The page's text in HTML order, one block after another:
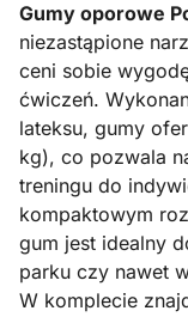
Gumy oporowe
niezastąpione
ceni sobie
ćwiczeń.
lateksu, gumy
kg), co pozwala
treningu do
kompaktowym
gum jest idealny
parku czy nawet
W komplecie